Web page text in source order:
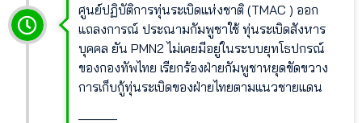
ศูนย์ปฏิบัติการทุ่นระเบิดแห่งชาติ (TMAC ) ออก
แถลงการณ์ ประณามกัมพูชาใช้ ทุ่นระเบิดสังหาร
บุคคล ยัน PMN2 ไม่เคยมีอยู่ในระบบยุทโธปกรณ์
ของกองทัพไทย เรียกร้องฝ่ายกัมพูชาหยุดขัดขวาง
การเก็บกู้ทุ่นระเบิดของฝ่ายไทยตามแนวชายแดน